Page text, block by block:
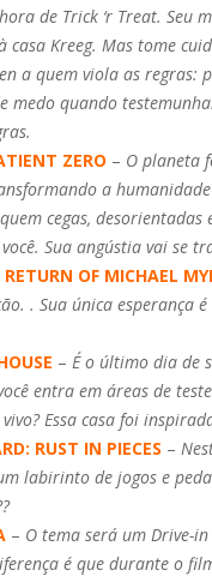
de Trick ‘r Treat.
casa Kreeg. Mas tome
a quem viola as regras:
medo quando
ZERO – O planeta
a
cegas,
Sua angústia vai se
OF MICHAEL
. Sua única esperança
– É o último dia de
entra em áreas de
Essa casa foi
RUST IN PIECES –
labirinto de jogos e
– O tema será um Drive-
é que durante o